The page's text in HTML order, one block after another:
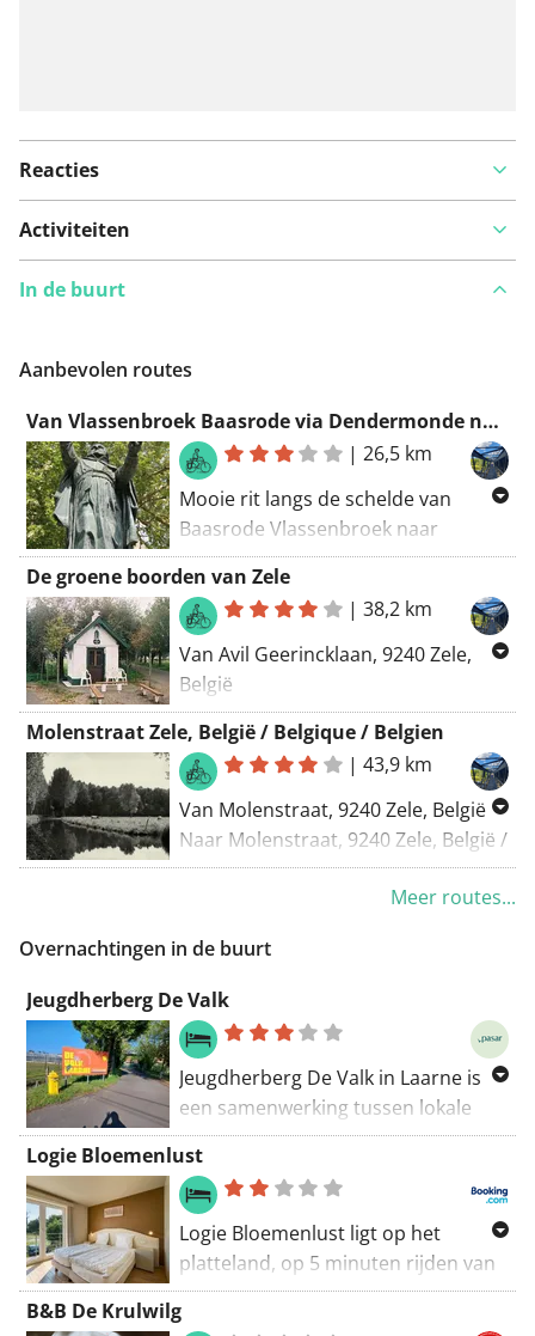
Reacties
Activiteiten
In de buurt
Aanbevolen routes
Van Vlassenbroek Baasrode via Dendermonde naar Zele.
|26,5 km
Mooie rit langs de schelde van
Baasrode Vlassenbroek naar
Dendermonde en zo naar Zele.
Routering Manueel
De groene boorden van Zele
|38,2 km
Van Avil Geerincklaan, 9240 Zele,
België
Naar Markt, 9240 Zele, België
Langs velden en wegen gravel en op
de dijk langs pitoreske plaatsen.
Heel mooie uitzichten. Rsuten kan je
aan het Tuimelaarskappelleken.
Molenstraat Zele, België / Belgique / Belgien
|43,9 km
Van Molenstraat, 9240 Zele, België
Naar Molenstraat, 9240 Zele, België /
Belgique / Belgien
Meer routes...
Overnachtingen in de buurt
Jeugdherberg De Valk
Jeugdherberg De Valk in Laarne is
een samenwerking tussen lokale
ondernemer Johan Bommerez,
oprichten van vzw Buitenland en
Tim & Magalie van
Jeugdverblijfcentrum Duin & Zee in
Oostende. Samen heropende ze
deze jeugdherberg in juni 2024 tot
einde 2026 of misschien langer. Het
Logie Bloemenlust
Logie Bloemenlust ligt op het
platteland, op 5 minuten rijden van
het centrum van Wetteren. Het
biedt fietsverhuur, een eigen
B&B De Krulwilg